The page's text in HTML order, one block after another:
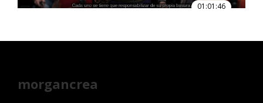
01:01:46
morgancrea